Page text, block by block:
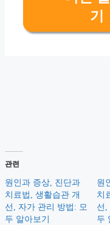
기
관련
원인과 증상, 진단과
치료법, 생활습관 개
선, 자가 관리 방법: 모
두 알아보기
원
치
선,
두